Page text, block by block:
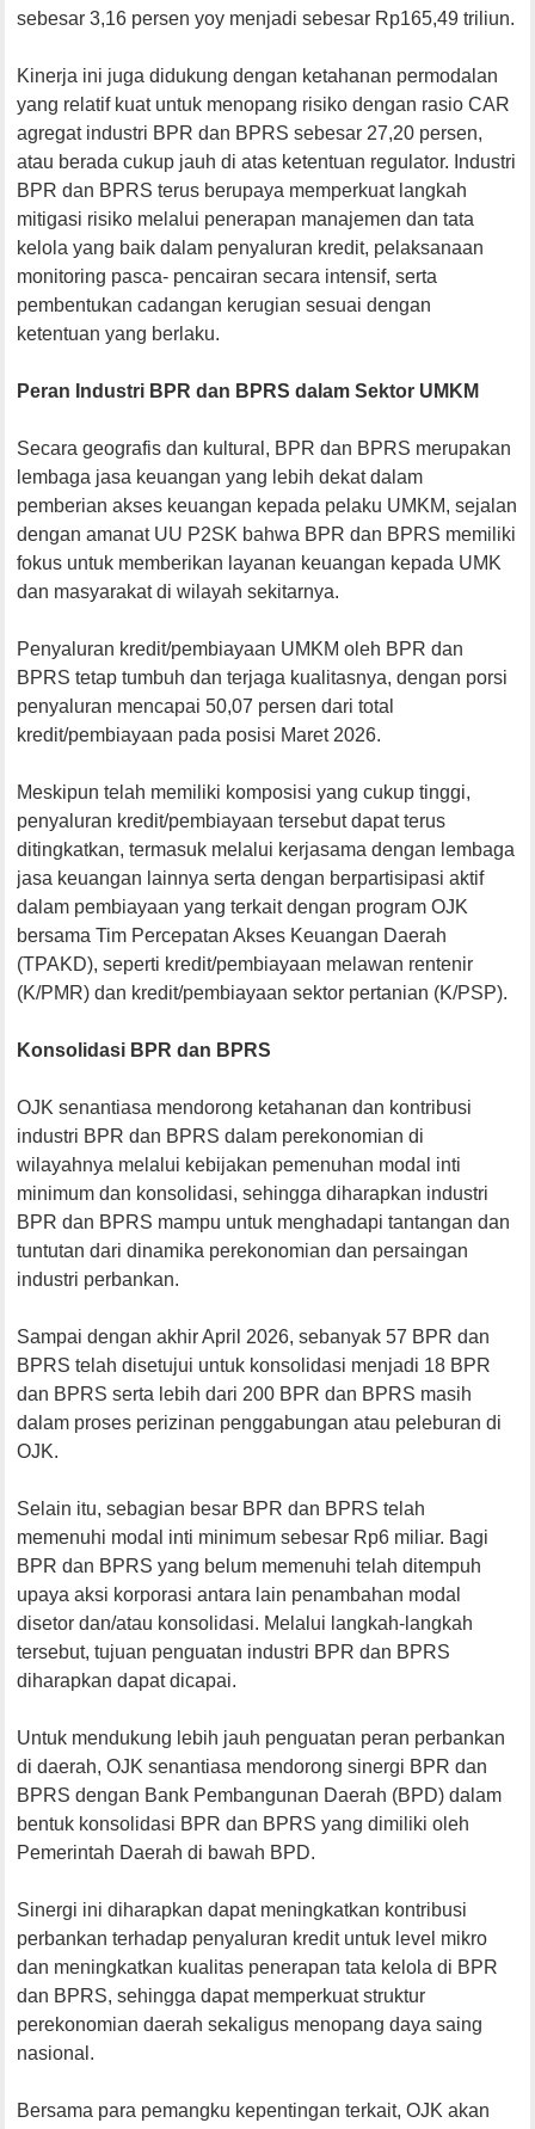
sebesar 3,16 persen yoy menjadi sebesar Rp165,49 triliun.
Kinerja ini juga didukung dengan ketahanan permodalan
yang relatif kuat untuk menopang risiko dengan rasio CAR
agregat industri BPR dan BPRS sebesar 27,20 persen,
atau berada cukup jauh di atas ketentuan regulator. Industri
BPR dan BPRS terus berupaya memperkuat langkah
mitigasi risiko melalui penerapan manajemen dan tata
kelola yang baik dalam penyaluran kredit, pelaksanaan
monitoring pasca- pencairan secara intensif, serta
pembentukan cadangan kerugian sesuai dengan
ketentuan yang berlaku.
Peran Industri BPR dan BPRS dalam Sektor UMKM
Secara geografis dan kultural, BPR dan BPRS merupakan
lembaga jasa keuangan yang lebih dekat dalam
pemberian akses keuangan kepada pelaku UMKM, sejalan
dengan amanat UU P2SK bahwa BPR dan BPRS memiliki
fokus untuk memberikan layanan keuangan kepada UMK
dan masyarakat di wilayah sekitarnya.
Penyaluran kredit/pembiayaan UMKM oleh BPR dan
BPRS tetap tumbuh dan terjaga kualitasnya, dengan porsi
penyaluran mencapai 50,07 persen dari total
kredit/pembiayaan pada posisi Maret 2026.
Meskipun telah memiliki komposisi yang cukup tinggi,
penyaluran kredit/pembiayaan tersebut dapat terus
ditingkatkan, termasuk melalui kerjasama dengan lembaga
jasa keuangan lainnya serta dengan berpartisipasi aktif
dalam pembiayaan yang terkait dengan program OJK
bersama Tim Percepatan Akses Keuangan Daerah
(TPAKD), seperti kredit/pembiayaan melawan rentenir
(K/PMR) dan kredit/pembiayaan sektor pertanian (K/PSP).
Konsolidasi BPR dan BPRS
OJK senantiasa mendorong ketahanan dan kontribusi
industri BPR dan BPRS dalam perekonomian di
wilayahnya melalui kebijakan pemenuhan modal inti
minimum dan konsolidasi, sehingga diharapkan industri
BPR dan BPRS mampu untuk menghadapi tantangan dan
tuntutan dari dinamika perekonomian dan persaingan
industri perbankan.
Sampai dengan akhir April 2026, sebanyak 57 BPR dan
BPRS telah disetujui untuk konsolidasi menjadi 18 BPR
dan BPRS serta lebih dari 200 BPR dan BPRS masih
dalam proses perizinan penggabungan atau peleburan di
OJK.
Selain itu, sebagian besar BPR dan BPRS telah
memenuhi modal inti minimum sebesar Rp6 miliar. Bagi
BPR dan BPRS yang belum memenuhi telah ditempuh
upaya aksi korporasi antara lain penambahan modal
disetor dan/atau konsolidasi. Melalui langkah-langkah
tersebut, tujuan penguatan industri BPR dan BPRS
diharapkan dapat dicapai.
Untuk mendukung lebih jauh penguatan peran perbankan
di daerah, OJK senantiasa mendorong sinergi BPR dan
BPRS dengan Bank Pembangunan Daerah (BPD) dalam
bentuk konsolidasi BPR dan BPRS yang dimiliki oleh
Pemerintah Daerah di bawah BPD.
Sinergi ini diharapkan dapat meningkatkan kontribusi
perbankan terhadap penyaluran kredit untuk level mikro
dan meningkatkan kualitas penerapan tata kelola di BPR
dan BPRS, sehingga dapat memperkuat struktur
perekonomian daerah sekaligus menopang daya saing
nasional.
Bersama para pemangku kepentingan terkait, OJK akan